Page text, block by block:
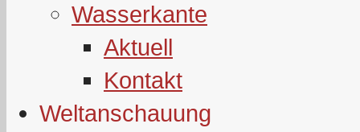
Wasserkante
Aktuell
Kontakt
Weltanschauung